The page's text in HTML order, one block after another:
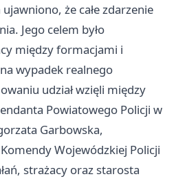
że całe zdarzenie
Jego celem było
między formacjami i
wypadek realnego
udział wzięli między
Powiatowego Policji w
Garbowska,
Wojewódzkiej Policji
strażacy oraz starosta